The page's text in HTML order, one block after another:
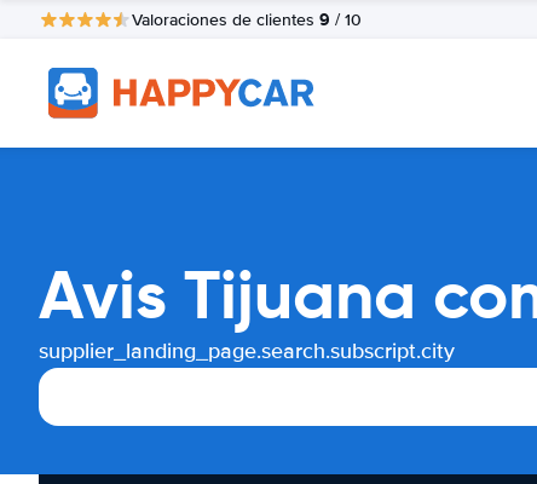
Valoraciones de clientes 9 / 10
Avis Tijuana
supplier_landing_page.search.subscript.city